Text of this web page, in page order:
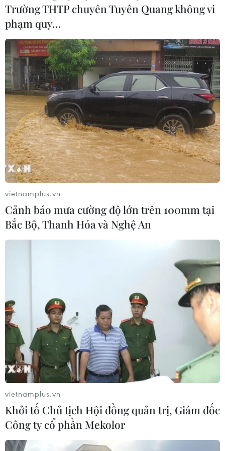
Trường THTP chuyên Tuyên Quang không vi
phạm quy…
vietnamplus.vn
Cảnh báo mưa cường độ lớn trên 100mm tại
Bắc Bộ, Thanh Hóa và Nghệ An
vietnamplus.vn
Khởi tố Chủ tịch Hội đồng quản trị, Giám đốc
Công ty cổ phần Mekolor